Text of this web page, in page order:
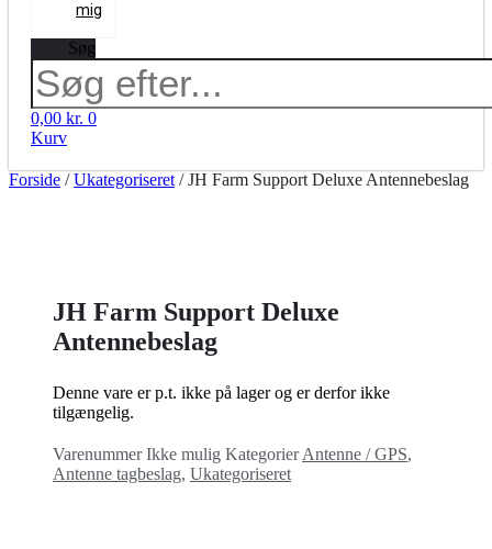
mig
Søg
0,00 kr. 0
Kurv
Forside /Ukategoriseret / JH Farm Support Deluxe Antennebeslag
JH Farm Support Deluxe
Antennebeslag
Denne vare er p.t. ikke på lager og er derfor ikke
tilgængelig.
VarenummerIkke mulig Kategorier Antenne / GPS,
Antenne tagbeslag, Ukategoriseret